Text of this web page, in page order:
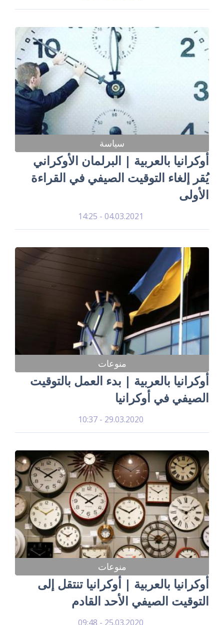
سياسة
أوكرانيا بالعربية | البرلمان الأوكراني
يُقر إلغاء التوقيت الصيفي في القراءة
الأولى
04.03.2021 - 14:25
منوعات
أوكرانيا بالعربية | بدء العمل بالتوقيت
الصيفي في أوكرانيا
29.03.2020 - 10:37
منوعات
أوكرانيا بالعربية | أوكرانيا تنتقل إلى
التوقيت الصيفي الأحد القادم
25.03.2020 - 09:48